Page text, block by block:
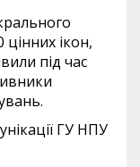
ікон,
під час
ГУ НПУ